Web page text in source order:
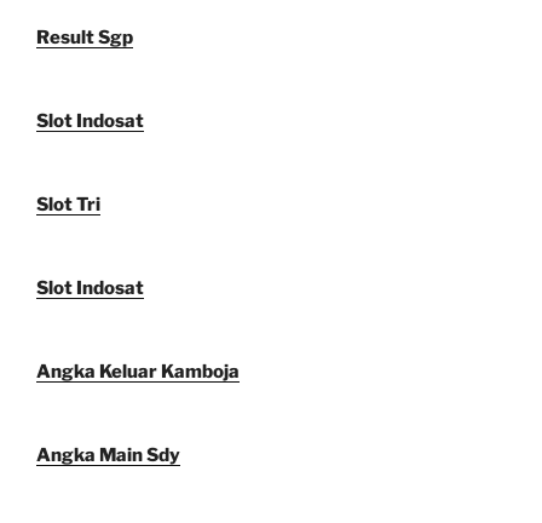
Result Sgp
Slot Indosat
Slot Tri
Slot Indosat
Angka Keluar Kamboja
Angka Main Sdy